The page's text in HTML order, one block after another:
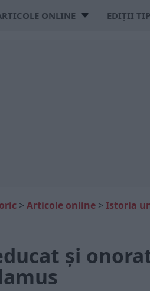
ONLINE EDIȚII
> Articole online > Istoria
și